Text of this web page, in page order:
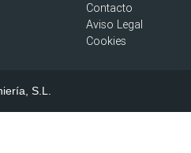
Contacto
Aviso Legal
Cookies
S.L.